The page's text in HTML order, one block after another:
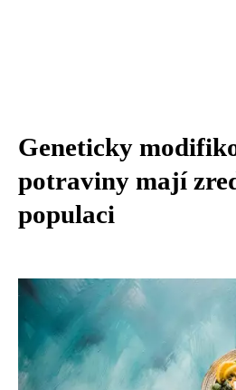
Geneticky
potraviny mají
populaci